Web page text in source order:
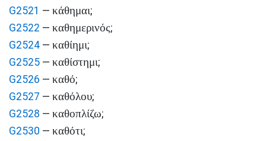
G2521 — κάθημαι;
G2522 — καθημερινός;
G2524 — καθίημι;
G2525 — καθίστημι;
G2526 — καθό;
G2527 — καθόλου;
G2528 — καθοπλίζω;
G2530 — καθότι;